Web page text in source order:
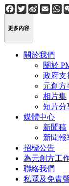
Facebook
Twitter
Sina
Weibo
Email
更多內容
關於我們
關於
政府支
元創方
相片集
短片分
媒體中心
新聞稿
新聞報
招標公告
為元創方工
聯絡我們
私隱及免責